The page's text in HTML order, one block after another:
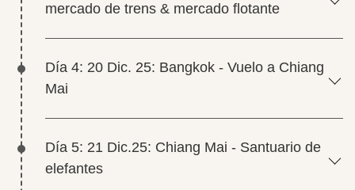
mercado de trens & mercado flotante
Día 4: 20 Dic. 25: Bangkok - Vuelo a Chiang
Mai
Día 5: 21 Dic.25: Chiang Mai - Santuario de
elefantes